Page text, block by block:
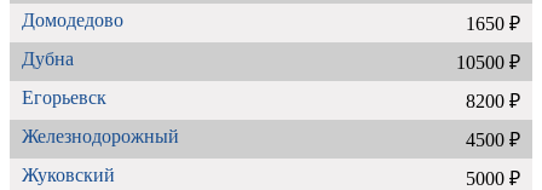
Домодедово
1650 ₽
Дубна
10500 ₽
Егорьевск
8200 ₽
Железнодорожный
4500 ₽
Жуковский
5000 ₽